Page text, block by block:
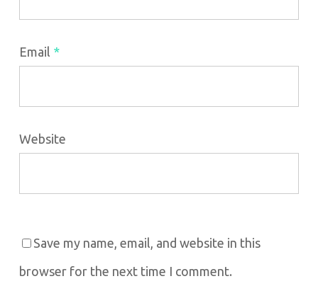
Email *
Website
Save my name, email, and website in this
browser for the next time I comment.